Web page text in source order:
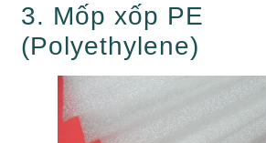
3. Mốp xốp PE
(Polyethylene)